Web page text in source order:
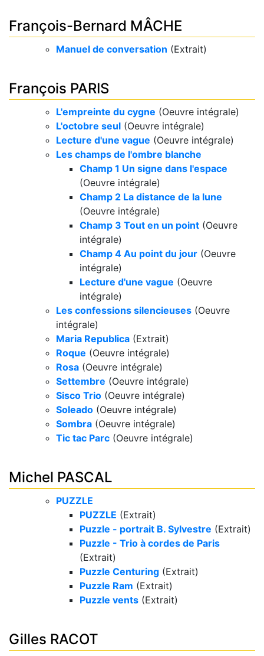
François-Bernard MÂCHE
Manuel de conversation (Extrait)
François PARIS
L'empreinte du cygne (Oeuvre intégrale)
L'octobre seul (Oeuvre intégrale)
Lecture d'une vague (Oeuvre intégrale)
Les champs de l'ombre blanche
Champ 1 Un signe dans l'espace
(Oeuvre intégrale)
Champ 2 La distance de la lune
(Oeuvre intégrale)
Champ 3 Tout en un point (Oeuvre
intégrale)
Champ 4 Au point du jour (Oeuvre
intégrale)
Lecture d'une vague (Oeuvre
intégrale)
Les confessions silencieuses (Oeuvre
intégrale)
Maria Republica (Extrait)
Roque (Oeuvre intégrale)
Rosa (Oeuvre intégrale)
Settembre (Oeuvre intégrale)
Sisco Trio (Oeuvre intégrale)
Soleado (Oeuvre intégrale)
Sombra (Oeuvre intégrale)
Tic tac Parc (Oeuvre intégrale)
Michel PASCAL
PUZZLE
PUZZLE (Extrait)
Puzzle - portrait B. Sylvestre (Extrait)
Puzzle - Trio à cordes de Paris
(Extrait)
Puzzle Centuring (Extrait)
Puzzle Ram (Extrait)
Puzzle vents (Extrait)
Gilles RACOT